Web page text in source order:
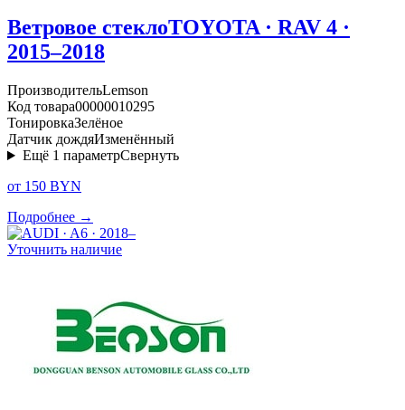
Ветровое стеклоTOYOTA · RAV 4 ·
2015–2018
ПроизводительLemson
Код товара00000010295
ТонировкаЗелёное
Датчик дождяИзменённый
Ещё 1 параметрСвернуть
от 150 BYN
Подробнее →
Уточнить наличие